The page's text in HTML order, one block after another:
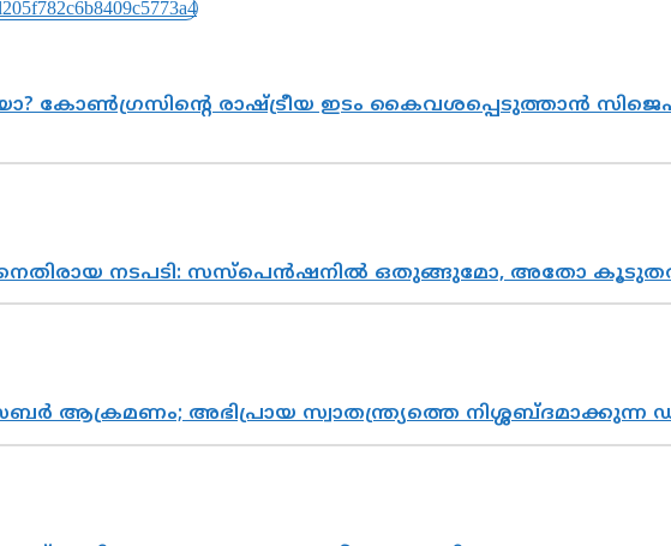
കോൺഗ്രസിന്റെ രാഷ്ട്രീയ ഇടം കൈവശപ്പെടുത്താൻ
നടപടി: സസ്പെൻഷനിൽ ഒതുങ്ങുമോ, അതോ
ആക്രമണം; അഭിപ്രായ സ്വാതന്ത്ര്യത്തെ നിശ്ശബ്ദമാക്കുന്ന